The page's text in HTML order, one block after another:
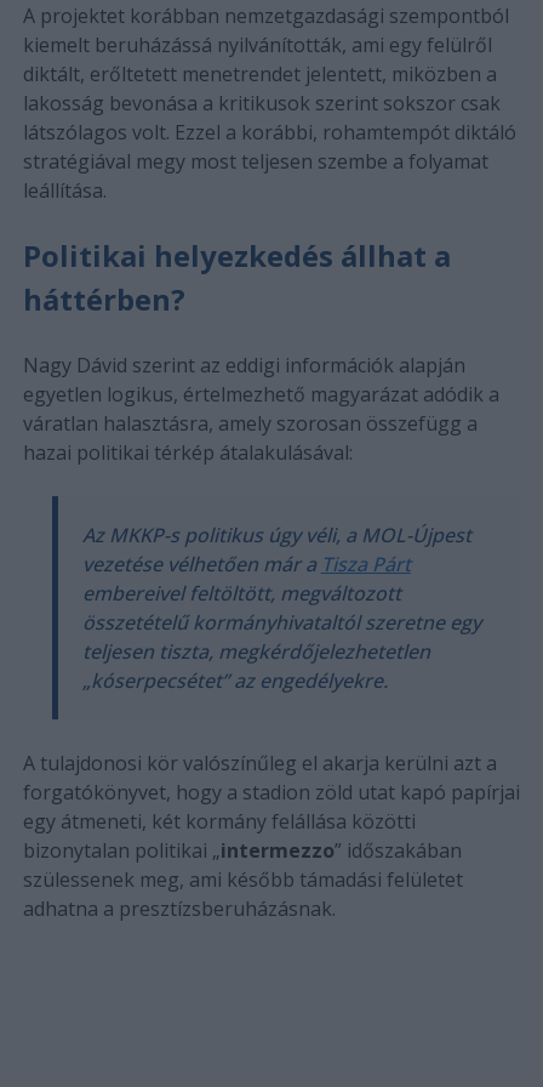
A projektet korábban nemzetgazdasági szempontból
kiemelt beruházássá nyilvánították, ami egy felülről
diktált, erőltetett menetrendet jelentett, miközben a
lakosság bevonása a kritikusok szerint sokszor csak
látszólagos volt. Ezzel a korábbi, rohamtempót diktáló
stratégiával megy most teljesen szembe a folyamat
leállítása.
Politikai helyezkedés állhat a
háttérben?
Nagy Dávid szerint az eddigi információk alapján
egyetlen logikus, értelmezhető magyarázat adódik a
váratlan halasztásra, amely szorosan összefügg a
hazai politikai térkép átalakulásával:
Az MKKP-s politikus úgy véli, a MOL-Újpest
vezetése vélhetően már a Tisza Párt
embereivel feltöltött, megváltozott
összetételű kormányhivataltól szeretne egy
teljesen tiszta, megkérdőjelezhetetlen
„kóserpecsétet” az engedélyekre.
A tulajdonosi kör valószínűleg el akarja kerülni azt a
forgatókönyvet, hogy a stadion zöld utat kapó papírjai
egy átmeneti, két kormány felállása közötti
bizonytalan politikai „intermezzo” időszakában
szülessenek meg, ami később támadási felületet
adhatna a presztízsberuházásnak.